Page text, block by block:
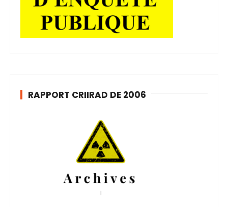
RAPPORT CRIIRAD DE 2006